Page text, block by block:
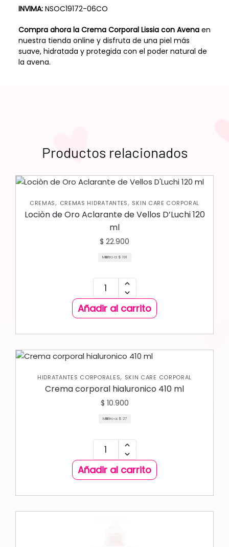
INVIMA:NSOC19172-06CO
Compra ahora la Crema Corporal Lissia con Avenaen
nuestra tienda online y disfruta de una piel más
suave, hidratada y protegida con el poder natural de
la avena.
Productos relacionados
CREMAS, CREMAS HIDRATANTES, SKIN CARE CORPORAL
Lociòn de Oro Aclarante de Vellos D’Luchi 120
ml
$ 22.900
Mililitro a: $ 191
Añadir al carrito
HIDRATANTES CORPORALES, SKIN CARE CORPORAL
Crema corporal hialuronico 410 ml
$ 10.900
Mililitro a: $ 27
Añadir al carrito